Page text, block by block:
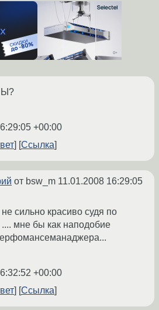
Ы?
+00:00
Ссылка
от bsw_m 11.01.2008 16:29:05
сильно красиво судя по
мне бы как наподобие
+00:00
Ссылка